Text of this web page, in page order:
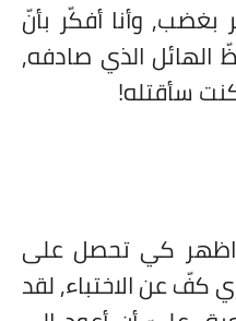
بغضب, وأنا أفكّر بأنّ
الهائل الذي صادفه,
سأقتله!
اظهر كي تحصل على
كفّ عن الاختباء, لقد